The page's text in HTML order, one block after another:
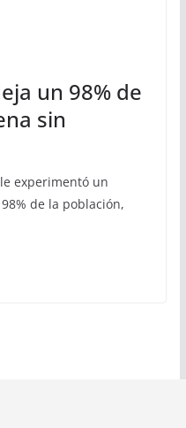
un 98% de
sin
experimentó un
de la población,